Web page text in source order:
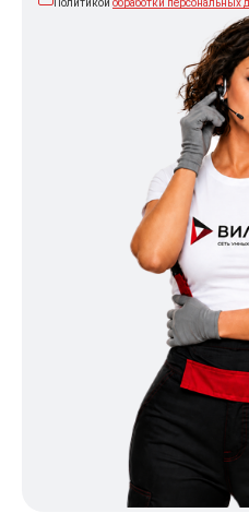
Политикой обработки персональных